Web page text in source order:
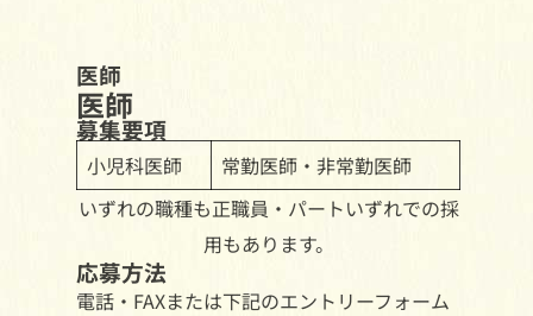
医師
医師
募集要項
小児科医師
常勤医師・非常勤医師
いずれの職種も正職員・パートいずれでの採
用もあります。
応募方法
電話・FAXまたは下記のエントリーフォーム